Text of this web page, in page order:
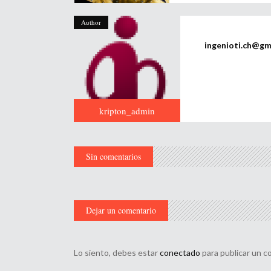
Author
kripton_admin
Sin comentarios
Dejar un comentario
Lo siento, debes estarconectado para publicar un